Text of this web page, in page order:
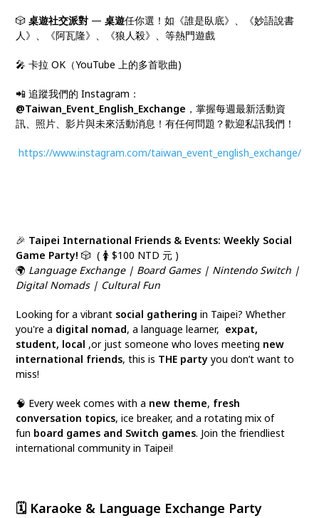
🎲桌遊社交派對 —桌遊任你選！如《誰是臥底》、《妙語說書
人》、《阿瓦隆》、《狼人殺》、等熱門遊戲
🎤 卡拉 OK（YouTube 上的多首歌曲)
📲 追蹤我們的 Instagram：
@Taiwan_Event_English_Exchange ，掌握每週最新活動資
訊、照片、影片與未來活動消息！有任何問題？歡迎私訊我們！
https://www.instagram.com/taiwan_event_english_exchange/
🎉 Taipei International Friends & Events: Weekly Social
Game Party! 🎲 ( 🚺 $100 NTD 元 )
🌍 Language Exchange | Board Games | Nintendo Switch |
Digital Nomads | Cultural Fun
Looking for a vibrant social gathering in Taipei? Whether
you're a digital nomad, a language learner, expat,
student, local ,or just someone who loves meeting new
international friends, this is THE party you don’t want to
miss!
🧠 Every week comes with a new theme, fresh
conversation topics, ice breaker, and a rotating mix of
fun board games and Switch games. Join the friendliest
international community in Taipei!
🗓️ Karaoke & Language Exchange Party